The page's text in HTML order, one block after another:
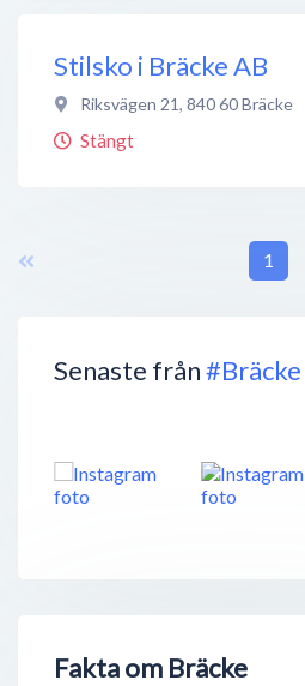
Senaste från#Bräcke
Fakta om Bräcke
Stilsko i Bräcke AB
Riksvägen 21, 840 60Bräcke
Stängt
1